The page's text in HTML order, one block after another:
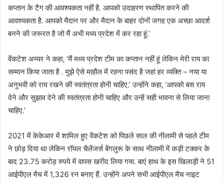
कप्तान के टैग की आवश्यकता नहीं है. आपको उदाहरण स्थापित करने की
आवश्यकता है. आपको मैदान पर और मैदान के बाहर दोनों जगह एक अच्छा आदर्श
बनने की जरूरत है जो मैं अभी मध्य प्रदेश में कर रहा हूं.’
वेंकटेश अय्यर ने कहा, ‘मैं मध्य प्रदेश टीम का कप्तान नहीं हूं लेकिन मेरी राय का
सम्मान किया जाता है . मुझे ऐसे माहौल में रहना पसंद है जहां हर व्यक्ति – नया या
अनुभवी को राय रखने की स्वतंत्रता होनी चाहिए.’ उन्होंने कहा, ‘आपको बस राय
देने और सुझाव देने की स्वतंत्रता होनी चाहिए और उन्हें सही भावना से लिया जाना
चाहिए.’
2021 में केकेआर में शामिल हुए वेंकटेश को पिछले साल की नीलामी से पहले टीम
ने छोड़ दिया था लेकिन रॉयल चैलेंजर्स बेंगलुरू के साथ नीलामी में कड़ी टक्कर के
बाद 23.75 करोड़ रुपये में वापस खरीद लिया गया. बाएं हाथ के इस खिलाड़ी ने 51
आईपीएल मैच में 1,326 रन बनाए हैं. उन्होंने अपने सभी आईपीएल मैच नाइट